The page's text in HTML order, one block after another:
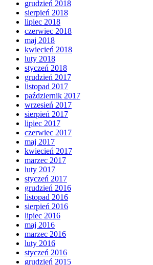
grudzień 2018
sierpień 2018
lipiec 2018
czerwiec 2018
maj 2018
kwiecień 2018
luty 2018
styczeń 2018
grudzień 2017
listopad 2017
październik 2017
wrzesień 2017
sierpień 2017
lipiec 2017
czerwiec 2017
maj 2017
kwiecień 2017
marzec 2017
luty 2017
styczeń 2017
grudzień 2016
listopad 2016
sierpień 2016
lipiec 2016
maj 2016
marzec 2016
luty 2016
styczeń 2016
grudzień 2015